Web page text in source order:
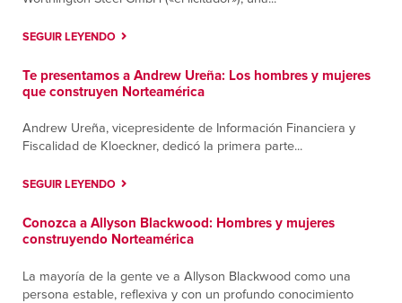
Indianapolis, Indiana 46226
Middletown
Middletown, Connecticut 06457
Más información
Santa Fe Springs
9804 Norwalk Boulevard; Building A
Santa Fe Springs, California 90670
Contáctanos
Cómo llegar
SEGUIR LEYENDO
Te presentamos a Andrew Ureña: Los hombres y mujeres
que construyen Norteamérica
Andrew Ureña, vicepresidente de Información Financiera y
Fiscalidad de Kloeckner, dedicó la primera parte...
SEGUIR LEYENDO
Conozca a Allyson Blackwood: Hombres y mujeres
construyendo Norteamérica
La mayoría de la gente ve a Allyson Blackwood como una
persona estable, reflexiva y con un profundo conocimiento